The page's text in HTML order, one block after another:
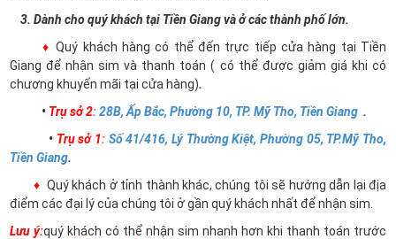
3. Dành cho quý khách tại Tiền Giang và ở các thành phố lớn.
♦ Quý khách hàng có thể đến trực tiếp cửa hàng tại Tiền
Giang để nhận sim và thanh toán ( có thể được giảm giá khi có
chương khuyến mãi tại cửa hàng).
• Trụ sở 2:28B, Ấp Bắc, Phường 10, TP. Mỹ Tho, Tiền Giang .
• Trụ sở 1: Số 41/416, Lý Thường Kiệt, Phường 05, TP.Mỹ Tho,
Tiền Giang.
♦ Quý khách ở tỉnh thành khác, chúng tôi sẽ hướng dẫn lại địa
điểm các đại lý của chúng tôi ở gần quý khách nhất để nhận sim.
Lưu ý:quý khách có thể nhận sim nhanh hơn khi thanh toán trước